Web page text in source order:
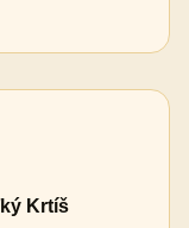
Krtíš